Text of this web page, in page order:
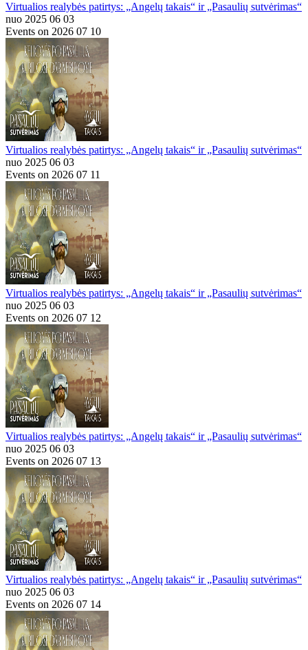
Virtualios realybės patirtys: „Angelų takais“ ir „Pasaulių sutvėrimas“
nuo 2025 06 03
Events on 2026 07 10
Virtualios realybės patirtys: „Angelų takais“ ir „Pasaulių sutvėrimas“
nuo 2025 06 03
Events on 2026 07 11
Virtualios realybės patirtys: „Angelų takais“ ir „Pasaulių sutvėrimas“
nuo 2025 06 03
Events on 2026 07 12
Virtualios realybės patirtys: „Angelų takais“ ir „Pasaulių sutvėrimas“
nuo 2025 06 03
Events on 2026 07 13
Virtualios realybės patirtys: „Angelų takais“ ir „Pasaulių sutvėrimas“
nuo 2025 06 03
Events on 2026 07 14